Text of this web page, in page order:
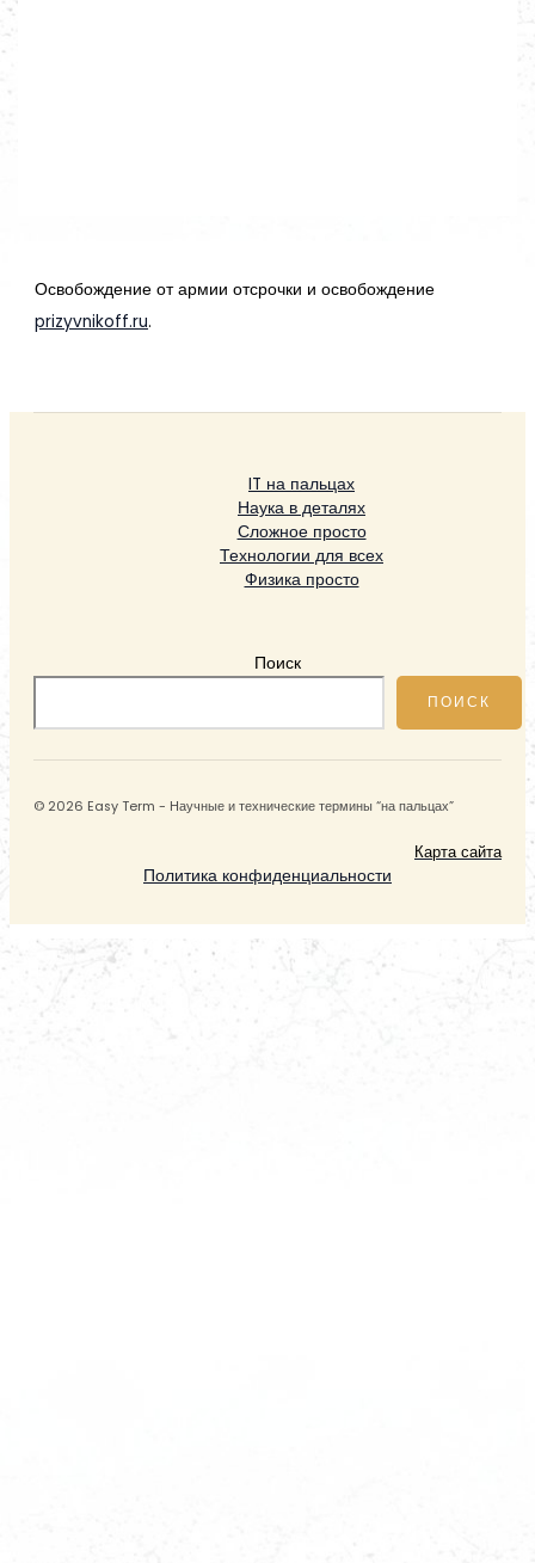
Освобождение от армии отсрочки и освобождение
prizyvnikoff.ru.
IT на пальцах
Наука в деталях
Сложное просто
Технологии для всех
Физика просто
Поиск
ПОИСК
© 2026 Easy Term - Научные и технические термины “на пальцах”
Карта сайта
Политика конфиденциальности